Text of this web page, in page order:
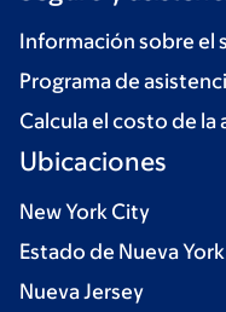
Información sobre el
Programa de
Calcula el costo de la
Ubicaciones
New York City
Estado de Nueva York
Nueva Jersey